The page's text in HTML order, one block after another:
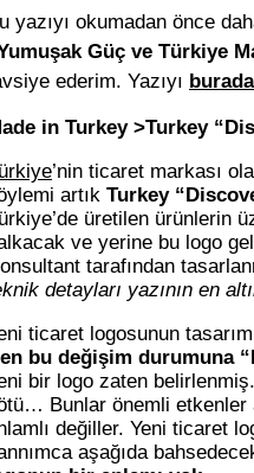
yazıyı okumadan önce
Güç ve Türkiye
ederim. Yazıyı
in Turkey >Turkey
’nin ticaret markası
artık Turkey
üretilen ürünlerin
ve yerine bu logo
tarafından
detayları yazının en
ticaret logosunun
bu değişim durumuna
bir logo zaten
Bunlar önemli etkenler
değiller. Yeni ticaret
aşağıda